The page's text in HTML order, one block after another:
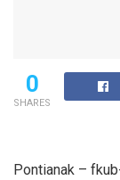
0
SHARES
Pontianak –